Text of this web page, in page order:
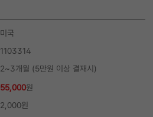
미국
1103314
2~3개월 (5만원 이상 결재시)
55,000원
2,000원